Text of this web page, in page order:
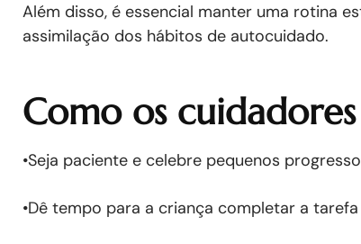
Além disso, é essencial manter uma rotina
assimilação dos hábitos de autocuidado.
Como os
•Seja paciente e celebre pequenos
•Dê tempo para a criança completar a